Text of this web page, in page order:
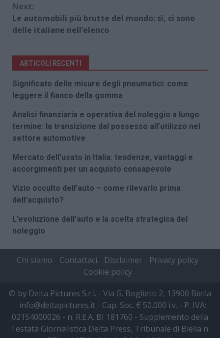
Next:
Le automobili più brutte del mondo: sì, ci sono
delle italiane nell’elenco
ARTICOLI RECENTI
Significato delle misure degli pneumatici: come
leggere il fianco della gomma
Analisi finanziaria e operativa del noleggio a lungo
termine: la transizione dal possesso all’utilizzo nel
settore automotive
Mercato dell’usato in Italia: tendenze, vantaggi e
accorgimenti per un acquisto consapevole
Vizio occulto dell’auto – come rilevarlo prima
dell’acquisto?
L’evoluzione dell’auto e la scelta strategica del
noleggio
Chi siamo Contattaci Disclaimer
Privacy policy
Cookie policy
© by Delta Pictures S.r.l. - Via G. Boglietti 2, 13900 Biella
- info@deltapictures.it - Cap. Soc. € 50.000 i.v. - P. IVA:
02154000026 - n. R.E.A. BI 181760 - Supplemento della
Testata Giornalistica Delta Press, Tribunale di Biella n.